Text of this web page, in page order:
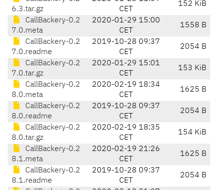
6.3.tar.gz
CET
152 KiB
CallBackery-0.2
7.0.meta
2020-01-29 15:00
CET
1558 B
CallBackery-0.2
7.0.readme
2019-10-28 09:37
CET
2054 B
CallBackery-0.2
7.0.tar.gz
2020-01-29 15:01
CET
153 KiB
CallBackery-0.2
8.0.meta
2020-02-19 18:34
CET
1625 B
CallBackery-0.2
8.0.readme
2019-10-28 09:37
CET
2054 B
CallBackery-0.2
8.0.tar.gz
2020-02-19 18:35
CET
154 KiB
CallBackery-0.2
8.1.meta
2020-02-19 21:26
CET
1625 B
CallBackery-0.2
8.1.readme
2019-10-28 09:37
CET
2054 B